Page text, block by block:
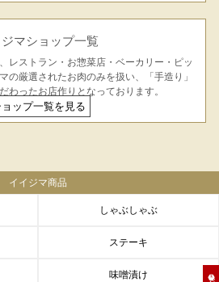
マショップ一覧
レストラン・お惣菜店・ベーカリー・ピッ
の厳選されたお肉のみを扱い、「手造り」
わったお店作りとなっております。
ョップ一覧を見る
イイジマ商品
しゃぶしゃぶ
ステーキ
味噌漬け